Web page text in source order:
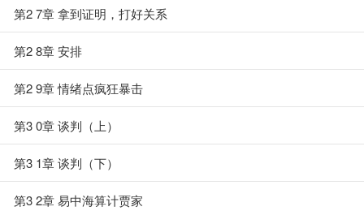
第2 7章 拿到证明，打好关系
第2 8章 安排
第2 9章 情绪点疯狂暴击
第3 0章 谈判（上）
第3 1章 谈判（下）
第3 2章 易中海算计贾家